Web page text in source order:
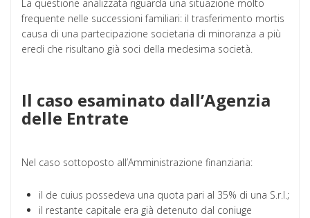
La questione analizzata riguarda una situazione molto
frequente nelle successioni familiari: il trasferimento mortis
causa di una partecipazione societaria di minoranza a più
eredi che risultano già soci della medesima società.
Il caso esaminato dall’Agenzia
delle Entrate
Nel caso sottoposto all’Amministrazione finanziaria:
il de cuius possedeva una quota pari al 35% di una S.r.l.;
il restante capitale era già detenuto dal coniuge